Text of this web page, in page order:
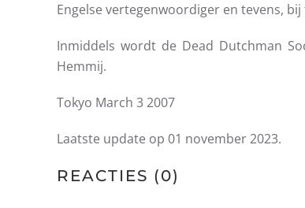
Engelse vertegenwoordiger en tevens,
Inmiddels wordt de Dead Dutchman
Hemmij.
Tokyo March 3 2007
Laatste update op 01 november 2023.
REACTIES (0)